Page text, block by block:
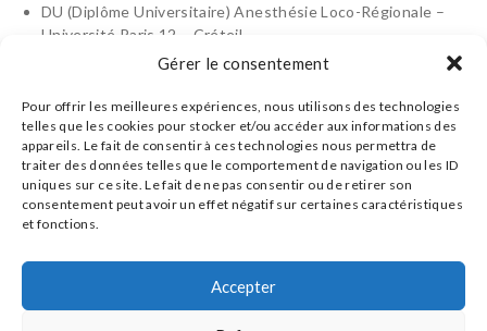
Gérer le consentement
Pour offrir les meilleures expériences, nous utilisons des technologies
telles que les cookies pour stocker et/ou accéder aux informations des
appareils. Le fait de consentir à ces technologies nous permettra de
traiter des données telles que le comportement de navigation ou les ID
uniques sur ce site. Le fait de ne pas consentir ou de retirer son
consentement peut avoir un effet négatif sur certaines caractéristiques
et fonctions.
Accepter
Plan d’accès
Conseils pour médecins
DU (Diplôme Universitaire) Anesthésie Loco-Régionale –
Université Paris 12 – Créteil
Depuis 2023 : Anesthésiste-réanimateur – Institut
Aquitain de la main – Pessac
Depuis 2010 : Anesthésiste-réanimateur
Membre – CFAR (Collège Français des Anesthésistes
Réanimateurs)
Membre – SFAR (Société Française d’Anesthésie et de
Numéro RPPS : 10100816510